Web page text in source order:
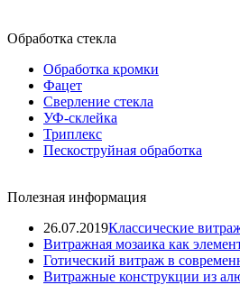
Обработка стекла
Обработка кромки
Фацет
Сверление стекла
УФ-склейка
Триплекс
Пескоструйная обработка
Полезная информация
26.07.2019Классические
Витражная мозаика как
Готический витраж в
Витражные конструкции из